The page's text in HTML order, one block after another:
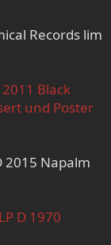
Records lim
Black
und Poster
2015 Napalm
D 1970